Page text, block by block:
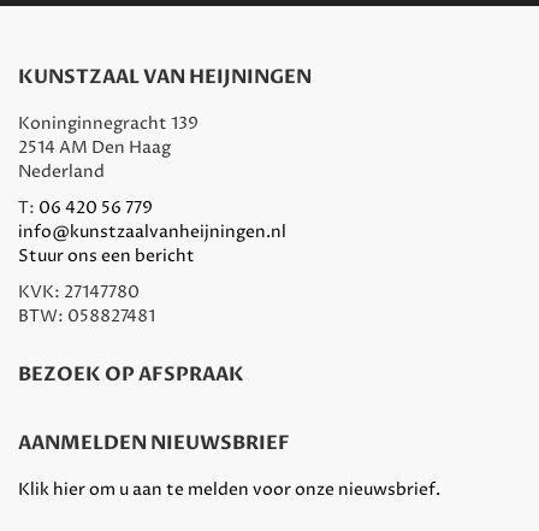
KUNSTZAAL VAN HEIJNINGEN
Koninginnegracht 139
2514 AM Den Haag
Nederland
T: 06 420 56 779
info@kunstzaalvanheijningen.nl
Stuur ons een bericht
KVK: 27147780
BTW: 058827481
BEZOEK OP AFSPRAAK
AANMELDEN NIEUWSBRIEF
Klik hier om u aan te melden voor onze nieuwsbrief.